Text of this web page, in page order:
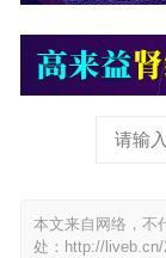
本文来自网络，不
处： http://liveb.cn/